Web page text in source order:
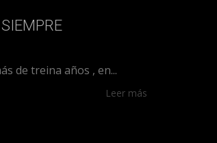
de treina años , en...
Leer más